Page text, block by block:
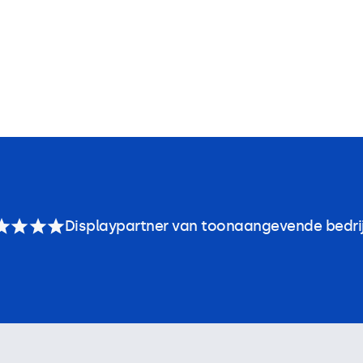
Displaypartner van toonaangevende